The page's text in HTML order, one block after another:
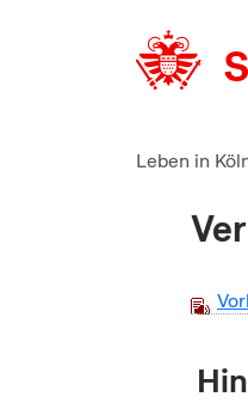
Leben in